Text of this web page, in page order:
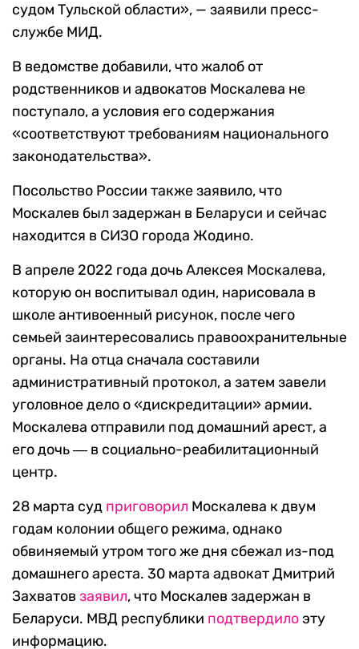
судом Тульской области», — заявили пресс-
службе МИД.
В ведомстве добавили, что жалоб от
родственников и адвокатов Москалева не
поступало, а условия его содержания
«соответствуют требованиям национального
законодательства».
Посольство России также заявило, что
Москалев был задержан в Беларуси и сейчас
находится в СИЗО города Жодино.
В апреле 2022 года дочь Алексея Москалева,
которую он воспитывал один, нарисовала в
школе антивоенный рисунок, после чего
семьей заинтересовались правоохранительные
органы. На отца сначала составили
административный протокол, а затем завели
уголовное дело о «дискредитации» армии.
Москалева отправили под домашний арест, а
его дочь ― в социально-реабилитационный
центр.
28 марта суд приговорил Москалева к двум
годам колонии общего режима, однако
обвиняемый утром того же дня сбежал из-под
домашнего ареста. 30 марта адвокат Дмитрий
Захватов заявил, что Москалев задержан в
Беларуси. МВД республики подтвердило эту
информацию.